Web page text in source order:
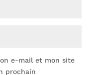
e-mail et mon site
prochain